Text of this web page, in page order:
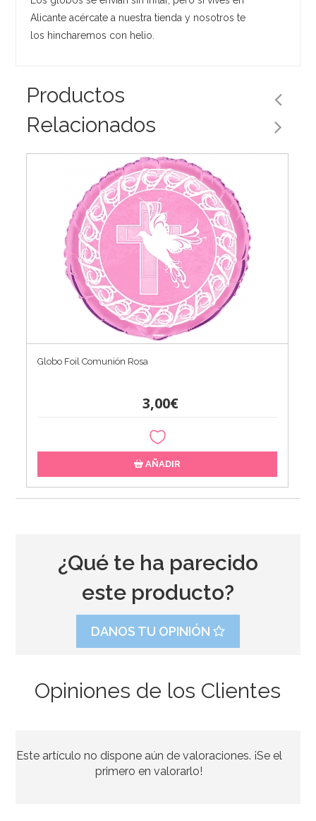
Alicante acércate a nuestra tienda y nosotros te
los hincharemos con helio.
Productos
Relacionados
Globo Foil Comunión Rosa
3,00€
AÑADIR
2,50€
¿Qué te ha parecido
este producto?
DANOS TU OPINIÓN
Opiniones de los Clientes
Este artículo no dispone aún de valoraciones. ¡Se el
primero en valorarlo!